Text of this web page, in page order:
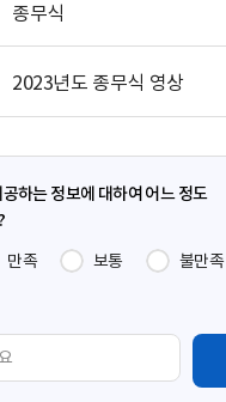
종무식
2023년도 종무식 영상
하는 정보에 대하여 어느 정도
만족 보통
불만족